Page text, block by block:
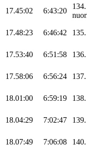
17.45:02 6:43:20
134.
17.48:23 6:46:42 135.
17.53:40 6:51:58 136.
17.58:06 6:56:24 137.
18.01:00 6:59:19 138.
18.04:29 7:02:47 139.
18.07:49 7:06:08 140.